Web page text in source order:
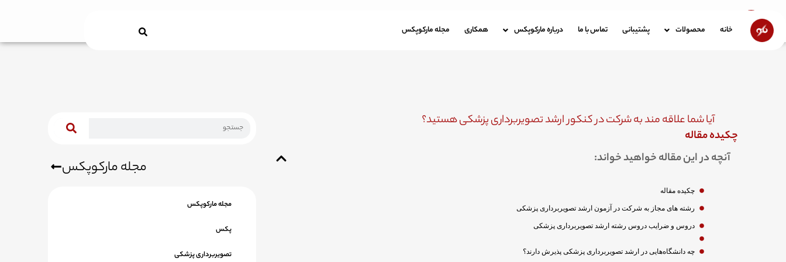
محتوا
خانه محصولات پشتیبانی تماس با ما درباره مارکوپکس همکاری مجله مارکوپکس
آیا شما علاقه مند به شرکت در کنکور ارشد تصویربرداری پزشکی هستید؟
چکیده مقاله
آنچه در این مقاله خواهید خواند:
چکیده مقاله
رشته های مجاز به شرکت در آزمون ارشد تصویربرداری پزشکی
دروس و ضرایب دروس رشته ارشد تصویربرداری پزشکی
چه دانشگاه‌هایی در ارشد تصویربرداری پزشکی پذیرش دارند؟
مجله مارکوپکس
مجله مارکوپکس
پکس
تصویربرداری پزشکی